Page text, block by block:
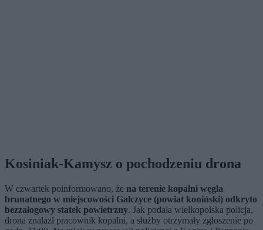
Kosiniak-Kamysz o pochodzeniu drona
W czwartek poinformowano, że na terenie kopalni węgla
brunatnego w miejscowości Galczyce (powiat koniński) odkryto
bezzałogowy statek powietrzny. Jak podała wielkopolska policja,
drona znalazł pracownik kopalni, a służby otrzymały zgłoszenie po